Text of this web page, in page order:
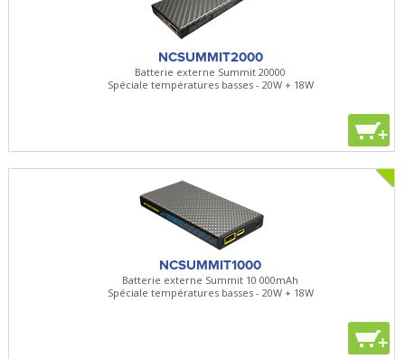
NCSUMMIT2000
Batterie externe Summit 20000
Spéciale températures basses - 20W + 18W
+
NCSUMMIT1000
Batterie externe Summit 10 000mAh
Spéciale températures basses - 20W + 18W
+